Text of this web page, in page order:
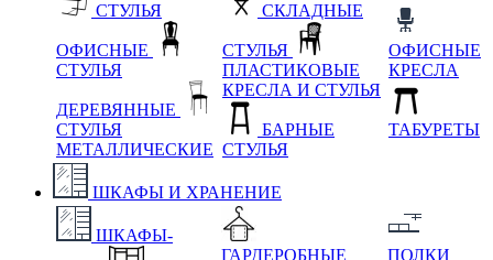
СТУЛЬЯ
ОФИСНЫЕ
СТУЛЬЯ
ДЕРЕВЯННЫЕ
СТУЛЬЯ
МЕТАЛЛИЧЕСКИЕ
СКЛАДНЫЕ
СТУЛЬЯ
ПЛАСТИКОВЫЕ
КРЕСЛА И СТУЛЬЯ
БАРНЫЕ
СТУЛЬЯ
ОФИСНЫЕ
КРЕСЛА
ТАБУРЕТЫ
ШКАФЫ И ХРАНЕНИЕ
ШКАФЫ-
ГАРДЕРОБНЫЕ
ПОЛКИ